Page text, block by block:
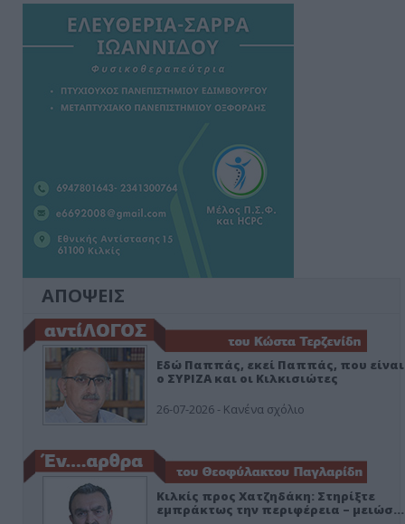
ΑΠΟΨΕΙΣ
Εδώ Παππάς, εκεί Παππάς, που είναι
ο ΣΥΡΙΖΑ και οι Κιλκισιώτες
26-07-2026 - Κανένα σχόλιο
Κιλκίς προς Χατζηδάκη: Στηρίξτε
εμπράκτως την περιφέρεια – μειώσ…